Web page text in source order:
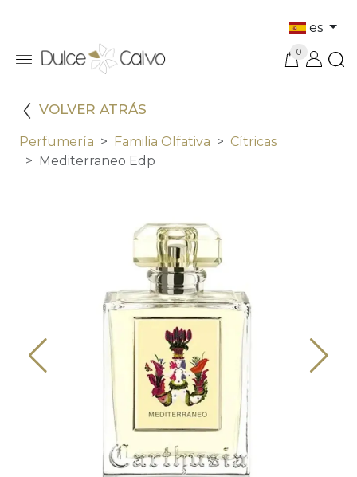
es
0
VOLVER ATRÁS
Perfumería Familia Olfativa
Cítricas
Mediterraneo Edp